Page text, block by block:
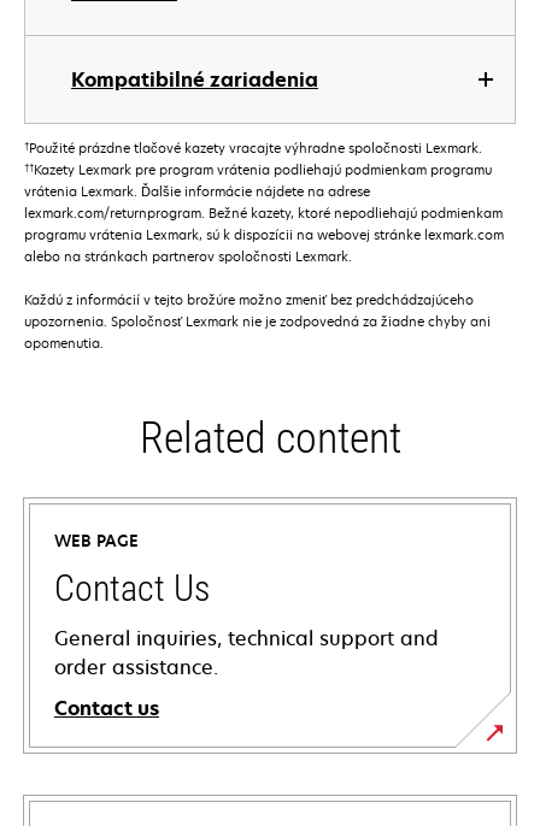
Kompatibilné zariadenia
†Použité prázdne tlačové kazety vracajte výhradne spoločnosti Lexmark.
††Kazety Lexmark pre program vrátenia podliehajú podmienkam programu
vrátenia Lexmark. Ďalšie informácie nájdete na adrese
lexmark.com/returnprogram. Bežné kazety, ktoré nepodliehajú podmienkam
programu vrátenia Lexmark, sú k dispozícii na webovej stránke lexmark.com
alebo na stránkach partnerov spoločnosti Lexmark.
Každú z informácií v tejto brožúre možno zmeniť bez predchádzajúceho
upozornenia. Spoločnosť Lexmark nie je zodpovedná za žiadne chyby ani
opomenutia.
Related content
WEB PAGE
Contact Us
General inquiries, technical support and
order assistance.
Contact us